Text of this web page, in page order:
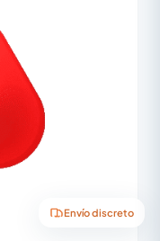
Envío discreto